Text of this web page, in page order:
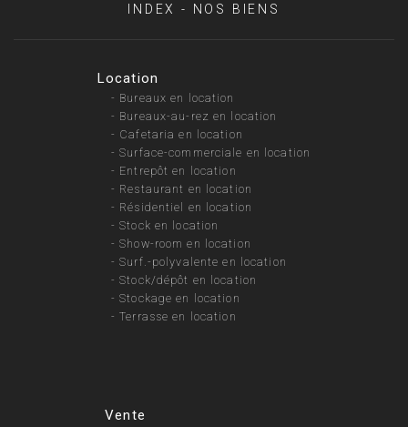
INDEX - NOS BIENS
Location
- Bureaux en location
- Bureaux-au-rez en location
- Cafetaria en location
-Surface-commerciale en location
- Entrepôt en location
- Restaurant en location
- Résidentiel en location
-Stock en location
-Show-room en location
-Surf.-polyvalente en location
-Stock/dépôt en location
-Stockage en location
-Terrasse en location
Vente